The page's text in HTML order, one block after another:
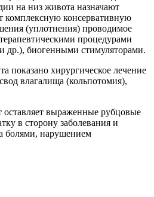
на низ живота назначают
комплексную консервативную
(уплотнения) проводимое
процедурами
и др.), биогенными стимуляторами.
показано хирургическое лечение
влагалища (кольпотомия),
выраженные рубцовые
в сторону заболевания и
болями, нарушением